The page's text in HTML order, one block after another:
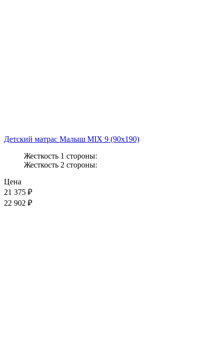
Детский матрас Малыш MIX 9 (90x190)
Жесткость 1 стороны:
Жесткость 2 стороны:
Цена
21 375 ₽
22 902 ₽